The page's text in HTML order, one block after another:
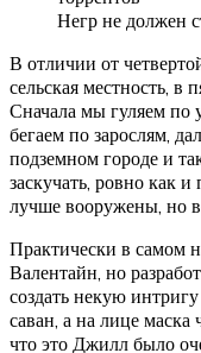
Негр не должен
В отличии от
сельская местность, в
Сначала мы гуляем по
бегаем по зарослям,
подземном городе и
заскучать, ровно как
лучше вооружены, но
Практически в самом
Валентайн, но
создать некую
саван, а на лице
что это Джилл было